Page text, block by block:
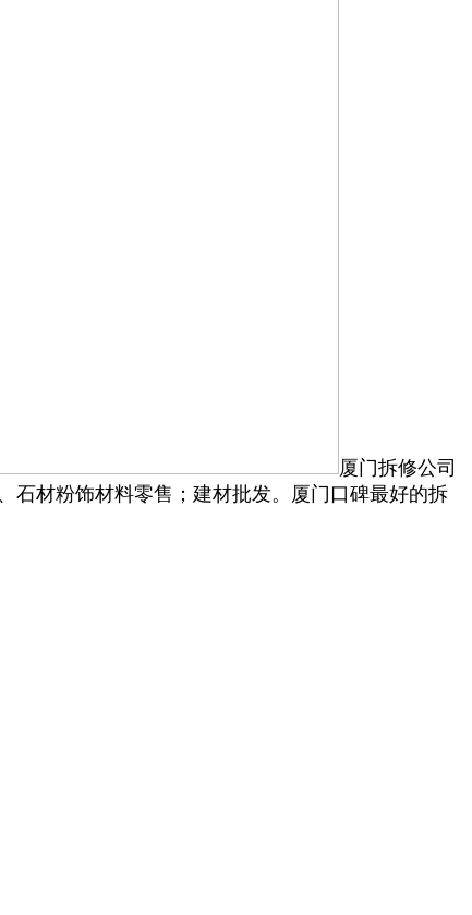
厦门拆修公司
石材粉饰材料零售；建材批发。厦门口碑最好的拆